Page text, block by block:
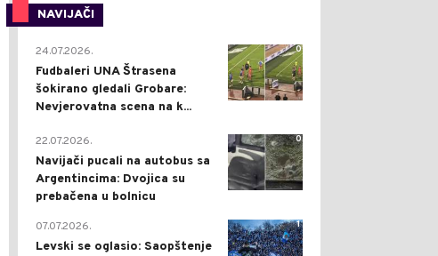
NAVIJAČI
0
24.07.2026.
Fudbaleri UNA Štrasena
šokirano gledali Grobare:
Nevjerovatna scena na k...
0
22.07.2026.
Navijači pucali na autobus sa
Argentincima: Dvojica su
prebačena u bolnicu
1
07.07.2026.
Levski se oglasio: Saopštenje